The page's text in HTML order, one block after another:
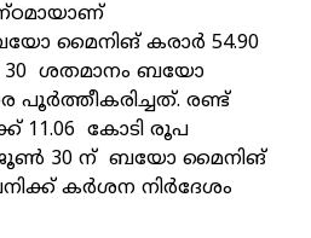
മൈനിങ് കരാര്‍ 54.90
ശതമാനം ബയോ
രണ്ട്
11.06 കോടി രൂപ
ജൂണ്‍ 30 ന് ബയോ മൈനിങ്
കര്‍ശന നിര്‍ദേശം